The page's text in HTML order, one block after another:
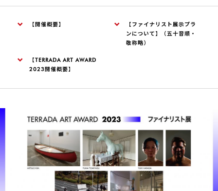
【開催概要】
【ファイナリスト展示プラ
ンについて】（五十音順・
敬称略）
【TERRADA ART AWARD
2023開催概要】